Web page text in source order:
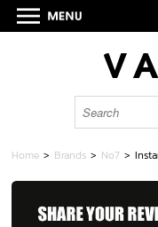
Home > Brands > No7 >